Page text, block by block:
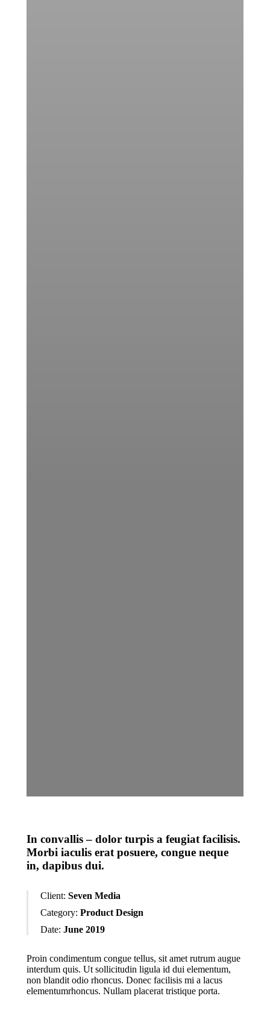
In convallis – dolor turpis a feugiat facilisis.
Morbi iaculis erat posuere, congue neque
in, dapibus dui.
Client: Seven Media
Category: Product Design
Date: June 2019
Proin condimentum congue tellus, sit amet rutrum augue
interdum quis. Ut sollicitudin ligula id dui elementum,
non blandit odio rhoncus. Donec facilisis mi a lacus
elementumrhoncus. Nullam placerat tristique porta.